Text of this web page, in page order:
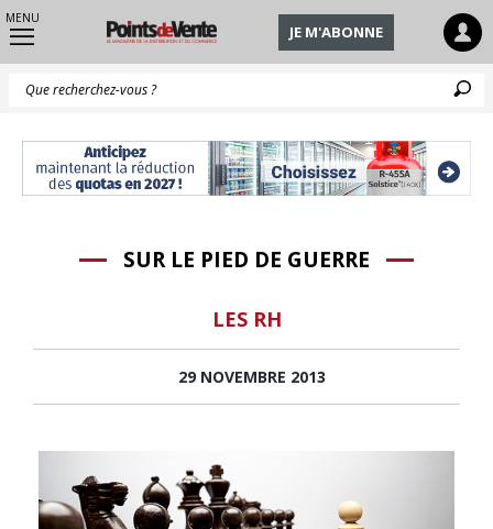
MENU
JE M'ABONNE
SUR LE PIED DE GUERRE
LES RH
29 NOVEMBRE 2013